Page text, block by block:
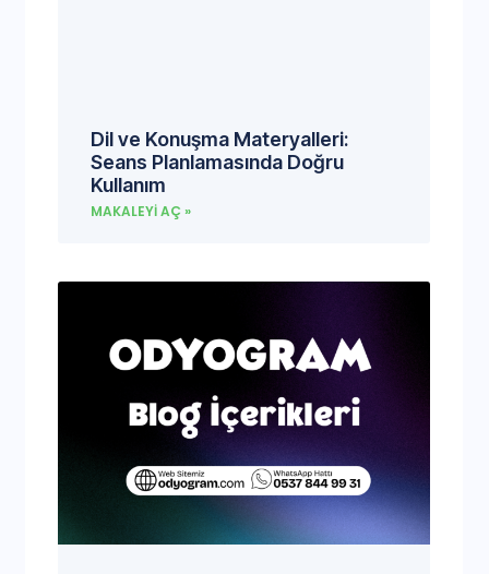
Dil ve Konuşma Materyalleri:
Seans Planlamasında Doğru
Kullanım
MAKALEYI AÇ »